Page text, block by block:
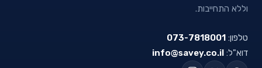
וללא התחייבות.
טלפון: 073-7818001
דוא"ל: info@savey.co.il